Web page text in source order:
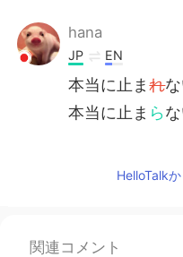
hana
JP EN
本当に止まれ
本当に止ま ら
HelloTalk
関連コメント